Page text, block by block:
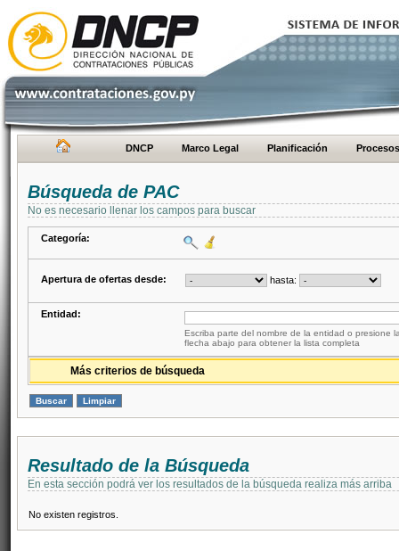
DNCP Marco Legal Planificación Procesos
Búsqueda de PAC
No es necesario llenar los campos para buscar
Categoría:
Apertura de ofertas desde: hasta:
Entidad:
Escriba parte del nombre de la entidad o presione
flecha abajo para obtener la lista completa
Más criterios de búsqueda
Resultado de la Búsqueda
En esta sección podrá ver los resultados de la búsqueda realiza más arriba
No existen registros.